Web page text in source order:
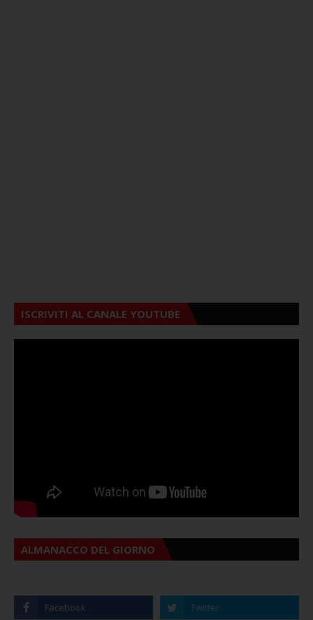
ISCRIVITI AL CANALE YOUTUBE
ALMANACCO DEL GIORNO